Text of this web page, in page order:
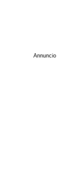
Annuncio